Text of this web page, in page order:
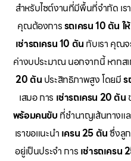
สำหรับไซต์งานที่มีพื้นที่จำกัด เร
คุณต้องการรถเครน 10 ตัน ใ
เช่ารถเครน 10 ตัน กับเรา คุณจ
ค่างบประมาณ นอกจากนี้ หากส
20 ตัน ประสิทธิภาพสูง โดยมีร
เสมอ การ เช่ารถเครน 20 ตัน
พร้อมคนขับ ที่ชำนาญเส้นทางแ
เราขอแนะนำ เครน 25 ตันซึ่งลู
อยู่เป็นประจำ การ เช่ารถเครน